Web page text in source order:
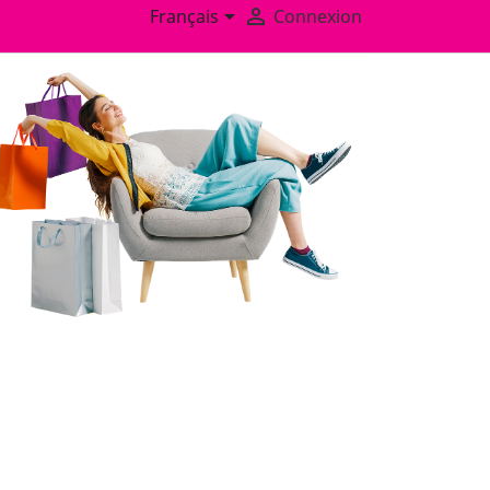
Français  Connexion